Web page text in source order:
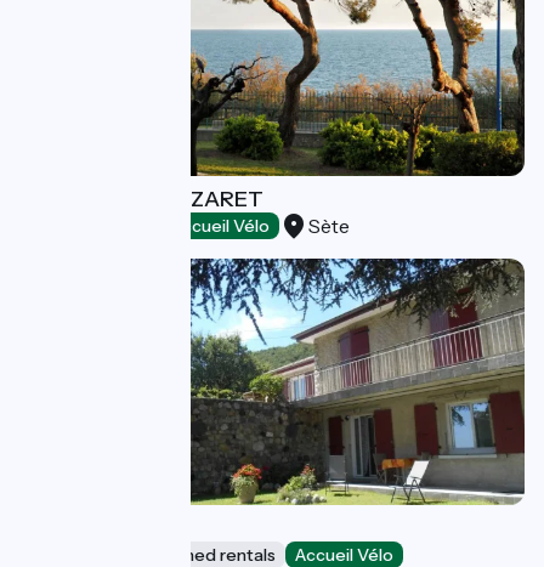
DOMAINE DU LAZARET
Accueil Vélo Sète
Lodgings and furnished rentals Accueil Vélo